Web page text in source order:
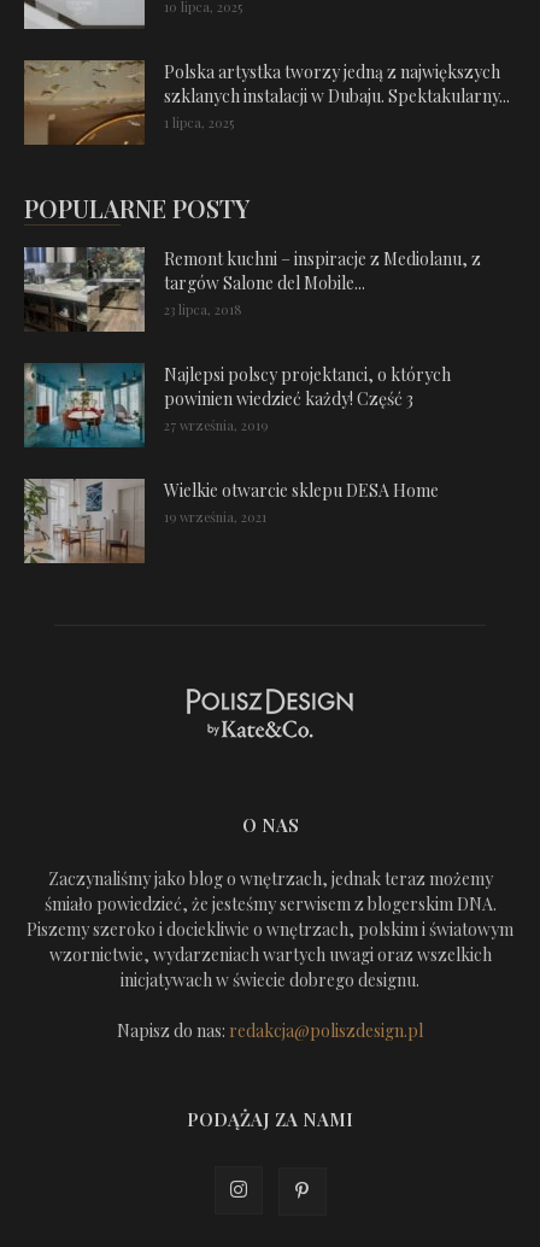
10 lipca, 2025
Polska artystka tworzy jedną z największych
szklanych instalacji w Dubaju. Spektakularny...
1 lipca, 2025
POPULARNE POSTY
Remont kuchni – inspiracje z Mediolanu, z
targów Salone del Mobile...
23 lipca, 2018
Najlepsi polscy projektanci, o których
powinien wiedzieć każdy! Część 3
27 września, 2019
Wielkie otwarcie sklepu DESA Home
19 września, 2021
O NAS
Zaczynaliśmy jako blog o wnętrzach, jednak teraz możemy
śmiało powiedzieć, że jesteśmy serwisem z blogerskim DNA.
Piszemy szeroko i dociekliwie o wnętrzach, polskim i światowym
wzornictwie, wydarzeniach wartych uwagi oraz wszelkich
inicjatywach w świecie dobrego designu.
Napisz do nas: redakcja@poliszdesign.pl
PODĄŻAJ ZA NAMI